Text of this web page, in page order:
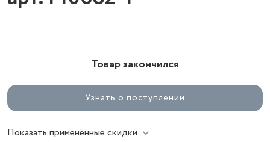
Товар закончился
Узнать о поступлении
Показать применённые скидки